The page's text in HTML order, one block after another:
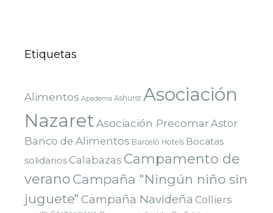
Etiquetas
Alimentos Apadema Ashurst Asociación
NazaretAsociación PrecomarAstor
Banco de Alimentos Barceló Hotels Bocatas
solidarios Calabazas Campamento de
verano Campaña "Ningún niño sin
juguete" Campaña Navideña Colliers